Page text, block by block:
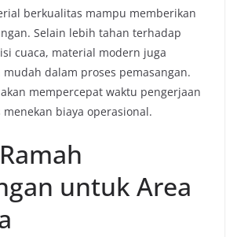
berkualitas mampu memberikan
Selain lebih tahan terhadap
cuaca, material modern juga
dalam proses pemasangan.
mempercepat waktu pengerjaan
menekan biaya operasional.
untuk Area